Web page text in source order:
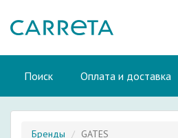
Поиск Оплата и доставка
Бренды GATES